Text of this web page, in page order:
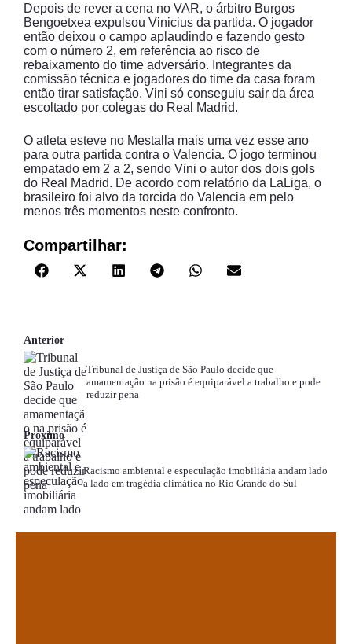
Depois de rever a cena no VAR, o árbitro Burgos
Bengoetxea expulsou Vinicius da partida. O jogador
então deixou o campo aplaudindo e fazendo gesto
com o número 2, em referência ao risco de
rebaixamento do time adversário. Integrantes da
comissão técnica e jogadores do time da casa foram
então tirar satisfação. Vini só conseguiu sair da área
escoltado por colegas do Real Madrid.
O atleta esteve no Mestalla mais uma vez esse ano
para outra partida contra o Valencia. O jogo terminou
empatado em 2 a 2, sendo Vini o autor dos dois gols
do Real Madrid. De acordo com relatório da LaLiga, o
brasileiro foi alvo da torcida do Valencia em pelo
menos três momentos neste confronto.
Compartilhar:
Anterior
Tribunal de Justiça de São Paulo decide que
amamentação na prisão é equiparável a trabalho e pode
reduzir pena
Próximo
Racismo ambiental e especulação imobiliária andam lado
a lado em tragédia climática no Rio Grande do Sul